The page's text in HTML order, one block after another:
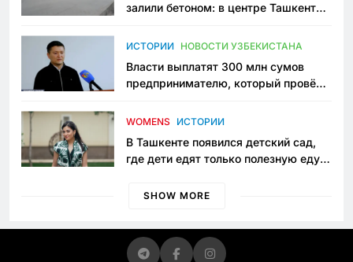
залили бетоном: в центре Ташкента
пространство
ИСТОРИИ НОВОСТИ УЗБЕКИСТАНА
Власти выплатят 300 млн сумов
предпринимателю, который провёл
приговору
WOMENS ИСТОРИИ
В Ташкенте появился детский сад,
где дети едят только полезную еду.
просить «кашу без сахара»
SHOW MORE